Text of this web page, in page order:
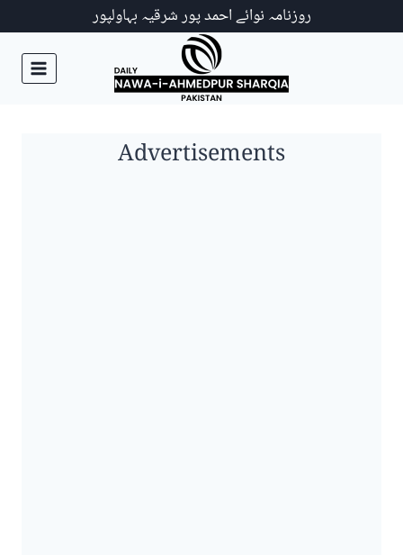
روزنامہ نوائے احمد پور شرقیہ بہاولپور
Advertisements